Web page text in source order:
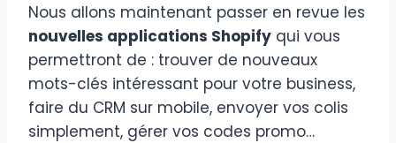
Nous allons maintenant passer en revue les
nouvelles applications Shopify qui vous
permettront de : trouver de nouveaux
mots-clés intéressant pour votre business,
faire du CRM sur mobile, envoyer vos colis
simplement, gérer vos codes promo…